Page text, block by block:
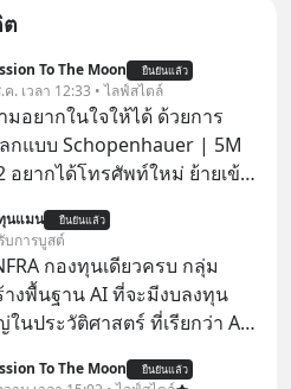
To The Moon ยืนยันแล้ว
ค. เวลา 12:33 • ไลฟ์สไตล์
อยากในใจให้ได้ ด้วยการ
ลกแบบ Schopenhauer | 5M
อยากได้โทรศัพท์ใหม่ ย้ายเข้า
ไหมว่าทำไมพอได้ของที่อยาก
ความสุขนั้นกลับอยู่กับเราได้
ย์ที่
นักปรัชญา
วเราจะหยุดวงจรความอยาก
นแมน ยืนยันแล้ว
บการบูสต์
กองทุนเดียวครบ กลุ่ม
างพื้นฐาน AI ที่จะมีงบลงทุน
นประวัติศาสตร์ ที่เรียกว่า AI
ผ่านมา แต่ความจริงคือทั่วโลก
To The Moon ยืนยันแล้ว